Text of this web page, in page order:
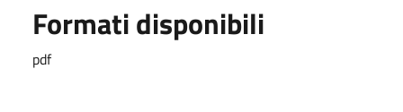
Formati disponibili
pdf